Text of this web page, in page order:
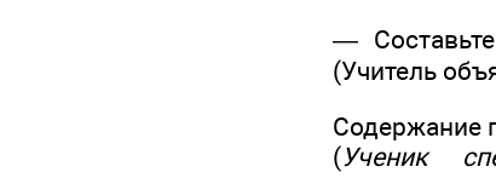
—
(Учитель
Содержание
(Ученик